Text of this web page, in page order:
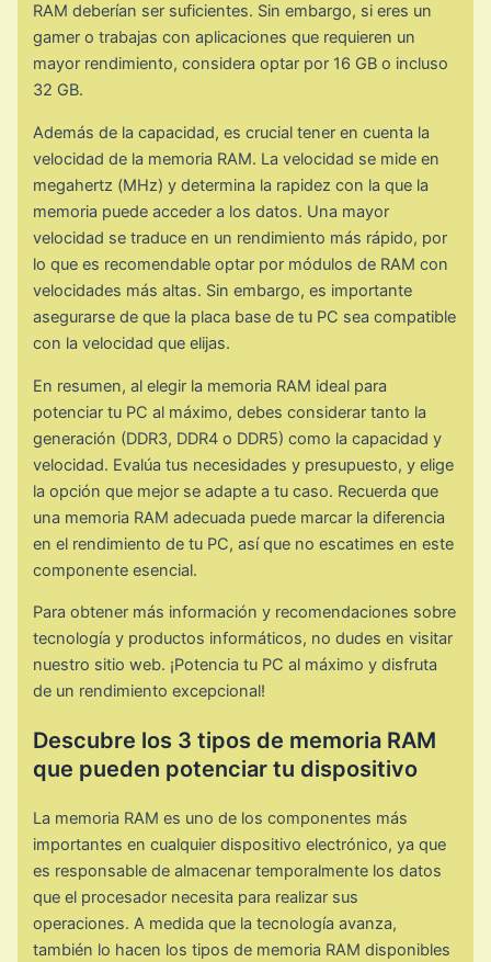
RAM deberían ser suficientes. Sin embargo, si eres un
gamer o trabajas con aplicaciones que requieren un
mayor rendimiento, considera optar por 16 GB o incluso
32 GB.
Además de la capacidad, es crucial tener en cuenta la
velocidad de la memoria RAM. La velocidad se mide en
megahertz (MHz) y determina la rapidez con la que la
memoria puede acceder a los datos. Una mayor
velocidad se traduce en un rendimiento más rápido, por
lo que es recomendable optar por módulos de RAM con
velocidades más altas. Sin embargo, es importante
asegurarse de que la placa base de tu PC sea compatible
con la velocidad que elijas.
En resumen, al elegir la memoria RAM ideal para
potenciar tu PC al máximo, debes considerar tanto la
generación (DDR3, DDR4 o DDR5) como la capacidad y
velocidad. Evalúa tus necesidades y presupuesto, y elige
la opción que mejor se adapte a tu caso. Recuerda que
una memoria RAM adecuada puede marcar la diferencia
en el rendimiento de tu PC, así que no escatimes en este
componente esencial.
Para obtener más información y recomendaciones sobre
tecnología y productos informáticos, no dudes en visitar
nuestro sitio web. ¡Potencia tu PC al máximo y disfruta
de un rendimiento excepcional!
Descubre los 3 tipos de memoria RAM
que pueden potenciar tu dispositivo
La memoria RAM es uno de los componentes más
importantes en cualquier dispositivo electrónico, ya que
es responsable de almacenar temporalmente los datos
que el procesador necesita para realizar sus
operaciones. A medida que la tecnología avanza,
también lo hacen los tipos de memoria RAM disponibles